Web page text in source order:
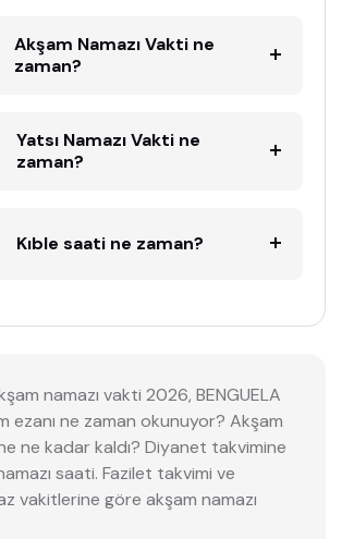
Akşam Namazı Vakti ne
zaman?
Yatsı Namazı Vakti ne
zaman?
Kıble saati ne zaman?
namazı vakti 2026, BENGUELA
ezanı ne zaman okunuyor? Akşam
ne kadar kaldı? Diyanet takvimine
saati. Fazilet takvimi ve
vakitlerine göre akşam namazı